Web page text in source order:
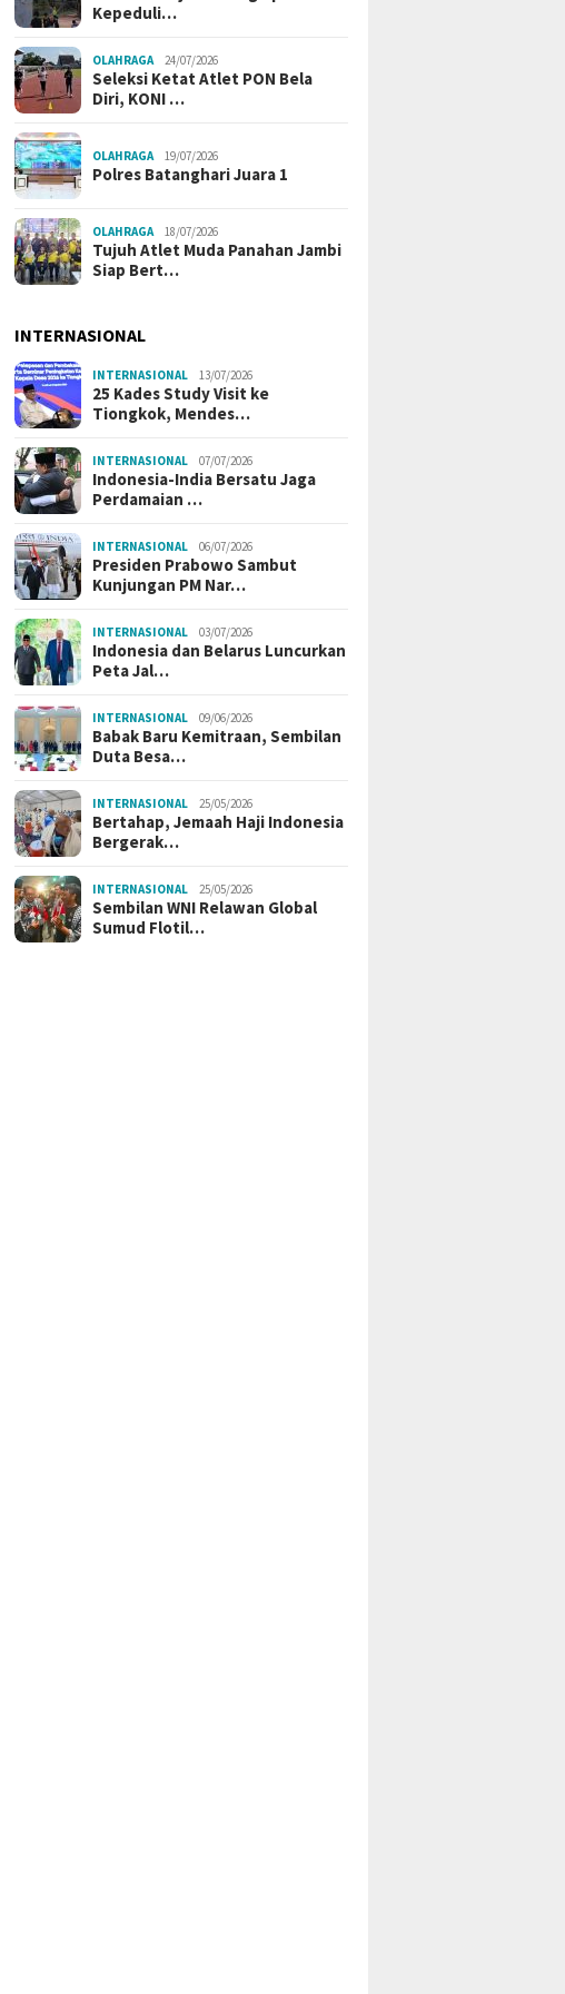
Kepeduli…
OLAHRAGA 24/07/2026
Seleksi Ketat Atlet PON Bela
Diri, KONI …
OLAHRAGA 19/07/2026
Polres Batanghari Juara 1
OLAHRAGA 18/07/2026
Tujuh Atlet Muda Panahan Jambi
Siap Bert…
INTERNASIONAL
INTERNASIONAL 13/07/2026
25 Kades Study Visit ke
Tiongkok, Mendes…
INTERNASIONAL 07/07/2026
Indonesia-India Bersatu Jaga
Perdamaian …
INTERNASIONAL 06/07/2026
Presiden Prabowo Sambut
Kunjungan PM Nar…
INTERNASIONAL 03/07/2026
Indonesia dan Belarus Luncurkan
Peta Jal…
INTERNASIONAL 09/06/2026
Babak Baru Kemitraan, Sembilan
Duta Besa…
INTERNASIONAL 25/05/2026
Bertahap, Jemaah Haji Indonesia
Bergerak…
INTERNASIONAL 25/05/2026
Sembilan WNI Relawan Global
Sumud Flotil…